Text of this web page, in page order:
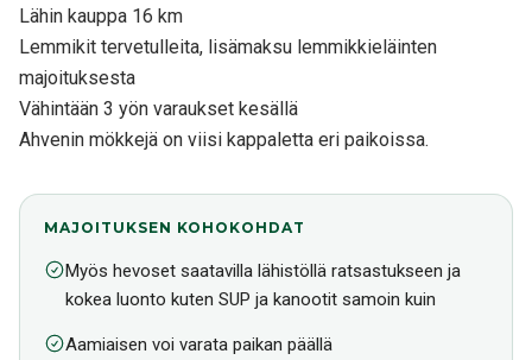
Lähin kauppa 16 km
Lemmikit tervetulleita, lisämaksu lemmikkieläinten
majoituksesta
Vähintään 3 yön varaukset kesällä
Ahvenin mökkejä on viisi kappaletta eri paikoissa.
MAJOITUKSEN KOHOKOHDAT
Myös hevoset saatavilla lähistöllä ratsastukseen ja
kokea luonto kuten SUP ja kanootit samoin kuin
Aamiaisen voi varata paikan päällä